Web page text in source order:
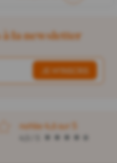
la newsletter
notée 4,6 sur 5